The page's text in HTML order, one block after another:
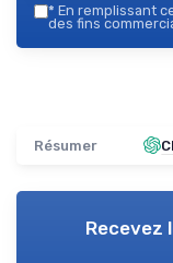
* En remplissant
des fins
Résumer
Recevez